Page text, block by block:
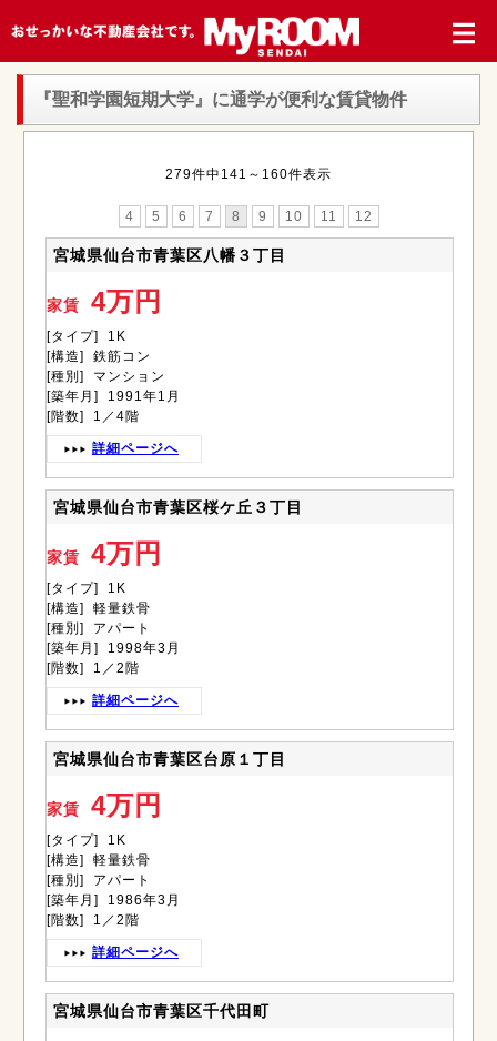
『聖和学園短期大学』 に通学が便利な賃貸物件
279件中141～160件表示
4 5 6 7 8 9 10 11 12
宮城県仙台市青葉区八幡３丁目
家賃 4万円
[タイプ] 1K
[構造] 鉄筋コン
[種別] マンション
[築年月] 1991年1月
[階数] 1／4階
詳細ページへ
宮城県仙台市青葉区桜ケ丘３丁目
家賃 4万円
[タイプ] 1K
[構造] 軽量鉄骨
[種別] アパート
[築年月] 1998年3月
[階数] 1／2階
詳細ページへ
宮城県仙台市青葉区台原１丁目
家賃 4万円
[タイプ] 1K
[構造] 軽量鉄骨
[種別] アパート
[築年月] 1986年3月
[階数] 1／2階
詳細ページへ
宮城県仙台市青葉区千代田町